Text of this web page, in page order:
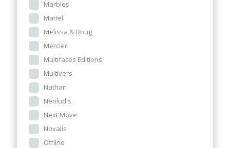
Marbles
Mattel
Melissa & Doug
Mercier
Multifaces Editions
Multivers
Nathan
Neoludis
Next Move
Novalis
Offline